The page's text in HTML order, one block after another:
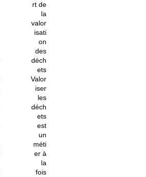
rt de
la
valor
isati
on
des
déch
ets
Valor
iser
les
déch
ets
est
un
méti
er à
la
fois